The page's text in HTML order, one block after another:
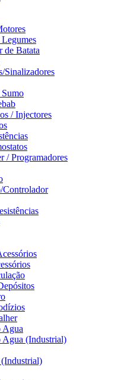
de Batata
Sinalizadores
/ Injectores
/ Programadores
Controlador
Agua
Agua (Industrial)
(Industrial)